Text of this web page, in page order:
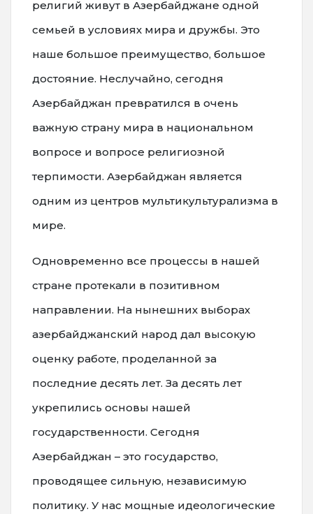
религий живут в Азербайджане одной
семьей в условиях мира и дружбы. Это
наше большое преимущество, большое
достояние. Неслучайно, сегодня
Азербайджан превратился в очень
важную страну мира в национальном
вопросе и вопросе религиозной
терпимости. Азербайджан является
одним из центров мультикультурализма в
мире.
Одновременно все процессы в нашей
стране протекали в позитивном
направлении. На нынешних выборах
азербайджанский народ дал высокую
оценку работе, проделанной за
последние десять лет. За десять лет
укрепились основы нашей
государственности. Сегодня
Азербайджан – это государство,
проводящее сильную, независимую
политику. У нас мощные идеологические